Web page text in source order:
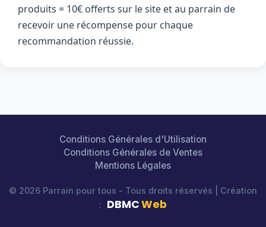
produits = 10€ offerts sur le site et au parrain de
recevoir une récompense pour chaque
recommandation réussie.
Conditions Générales d'Utilisation
Conditions Générales de Ventes
Mentions Légales
© 2026 Parrain pour tous - Tous droits réservés | Création
:
DBMCWeb